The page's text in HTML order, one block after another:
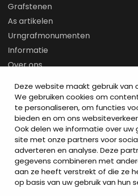
Deze website maakt gebruik van
We gebruiken cookies om
te personaliseren, om functies
bieden en om ons
Ook delen we informatie over uw
site met onze partners voor
adverteren en analyse. Deze
gegevens combineren met
aan ze heeft verstrekt of die ze
op basis van uw gebruik van hun
Grafstenen
As artikelen
Urngrafmonumenten
Informatie
Over ons
Artea in de buurt
Onze werkwijze
Urnen en as sieraden webshop
Volg ons op: